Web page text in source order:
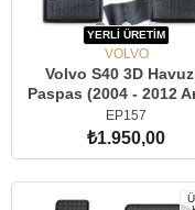
YERLİ ÜRETİM
VOLVO
Volvo S40 3D
Paspas (2004 - 2012
EP157
₺1.950,00